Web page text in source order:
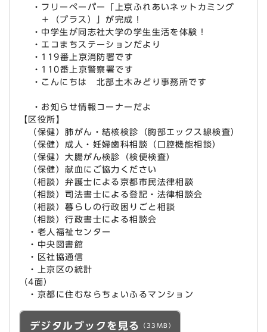
・フリーペーパー「上京ふれあいネットカミング
＋（プラス）」が完成！
・中学生が同志社大学の学生生活を体験！
・エコまちステーションだより
・119番上京消防署です
・110番上京警察署です
・こんにちは 北部土木みどり事務所です
・お知らせ情報コーナーだよ
【区役所】
（保健）肺がん・結核検診（胸部エックス線検査）
（保健）成人・妊婦歯科相談（口腔機能相談）
（保健）大腸がん検診（検便検査）
（保健）献血にご協力ください
（相談）弁護士による京都市民法律相談
（相談）司法書士による登記・法律相談会
（相談）暮らしの行政困りごと相談
（相談）行政書士による相談会
・老人福祉センター
・中央図書館
・区社協通信
・上京区の統計
（4面）
・京都に住むならちょいふるマンション
デジタルブックを見る
（33MB）